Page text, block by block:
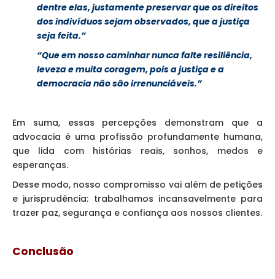
dentre elas, justamente preservar que os direitos
dos indivíduos sejam observados, que a justiça
seja feita.”
“Que em nosso caminhar nunca falte resiliência,
leveza e muita coragem, pois a justiça e a
democracia não são irrenunciáveis.”
Em suma, essas percepções demonstram que a
advocacia é uma profissão profundamente humana,
que lida com histórias reais, sonhos, medos e
esperanças.
Desse modo, nosso compromisso vai além de petições
e jurisprudência: trabalhamos incansavelmente para
trazer paz, segurança e confiança aos nossos clientes.
Conclusão